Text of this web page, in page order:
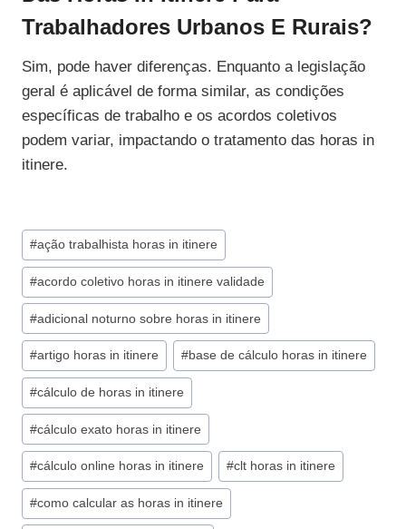
Trabalhadores Urbanos E Rurais?
Sim, pode haver diferenças. Enquanto a legislação
geral é aplicável de forma similar, as condições
específicas de trabalho e os acordos coletivos
podem variar, impactando o tratamento das horas in
itinere.
Tags
do
Post:
#ação trabalhista horas in itinere
#acordo coletivo horas in itinere validade
#adicional noturno sobre horas in itinere
#artigo horas in itinere #base de cálculo horas in itinere
#cálculo de horas in itinere
#cálculo exato horas in itinere
#cálculo online horas in itinere #clt horas in itinere
#como calcular as horas in itinere